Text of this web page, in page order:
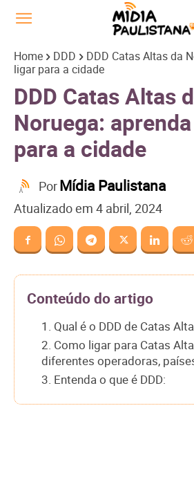
Home DDD
DDD Catas Altas da
ligar para a cidade
DDD Catas Altas
Noruega:
para a cidade
PorMídia Paulistana
Atualizado em 4 abril, 2024
Conteúdo do artigo
1. Qual é o DDD de Catas
2. Como ligar para Catas
diferentes operadoras,
3. Entenda o que é DDD: